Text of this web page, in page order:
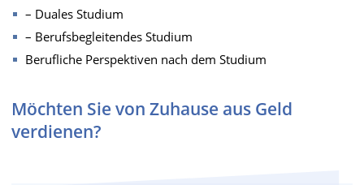
– Duales Studium
– Berufsbegleitendes Studium
Berufliche Perspektiven nach dem Studium
Möchten Sie von Zuhause aus Geld
verdienen?